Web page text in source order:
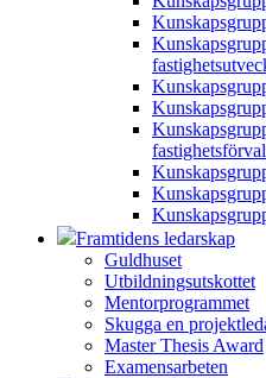
Framtidens ledarskap
Guldhuset
Utbildningsutskottet
Mentorprogrammet
Skugga en
Master Thesis Award
Examensarbeten